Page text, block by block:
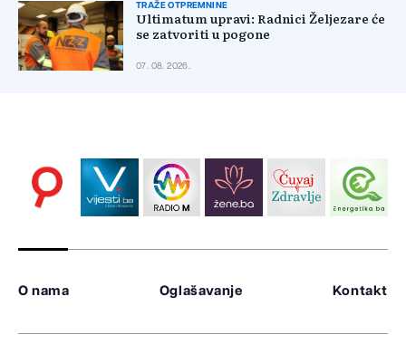
TRAŽE OTPREMNINE
Ultimatum upravi: Radnici Željezare će
se zatvoriti u pogone
07. 08. 2026.
O nama Oglašavanje Kontakt